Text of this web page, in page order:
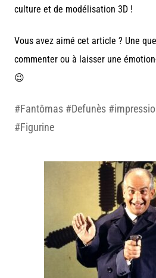
culture et de modélisation 3D !
Vous avez aimé cet article ? Une
commenter ou à laisser une
😉
#Fantômas #Defunès
#Figurine